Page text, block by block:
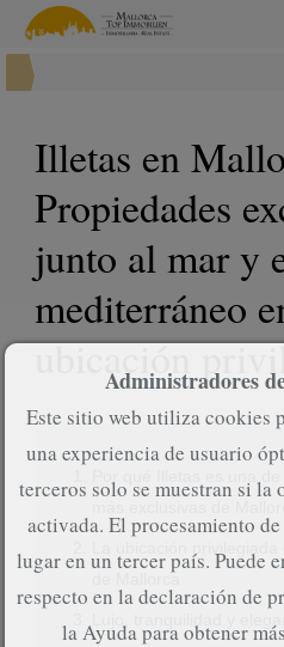
Illetas en
Propiedades
junto al mar y
mediterráneo
ubicación
más exclusivas de
de Mallorca
Administradores
Este sitio web utiliza cookies
una experiencia de usuario
terceros solo se muestran si
activada. El procesamiento
lugar en un tercer país. Puede
respecto en la declaración de
laAyudapara obtener